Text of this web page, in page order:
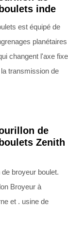
inde
est équipé de
planétaires
changent l'axe fixe
transmission de
de
Zenith
broyeur boulet.
Broyeur à
et . usine de